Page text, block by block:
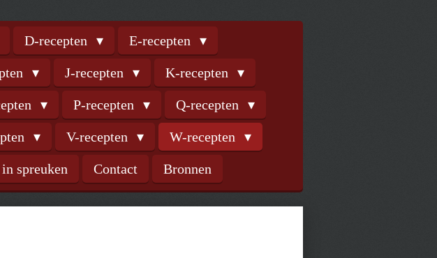
D-recepten E-recepten
J-recepten K-recepten
P-recepten Q-recepten
V-recepten W-recepten
spreuken Contact Bronnen